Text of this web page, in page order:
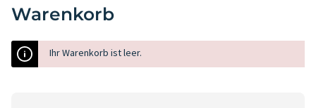
Warenkorb
Ihr Warenkorb ist leer.